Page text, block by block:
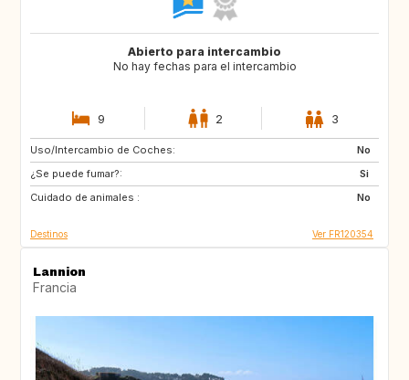
Abierto para intercambio
No hay fechas para el intercambio
9 2 3
Uso/Intercambio de Coches:
No
¿Se puede fumar?:
Si
Cuidado de animales :
No
ES
IT
SI
Destinos Ver FR120354
Lannion
Francia